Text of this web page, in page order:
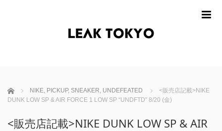
ホーム NIKE, PICKUP, SNEAKER, UNDEFEATED
<販売店記載>NIKE
DUNK LOW SP & AIR FORCE 1 LOW SP “UNDFTD” 8/20 (金)
<販売店記載>NIKE DUNK LOW SP & AIR